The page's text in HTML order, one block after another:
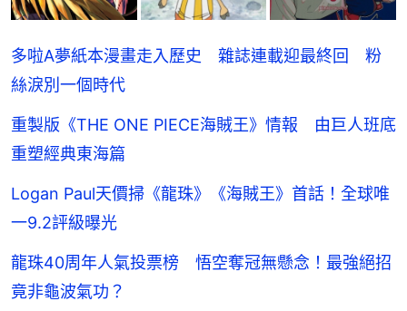
多啦A夢紙本漫畫走入歷史 雜誌連載迎最終回 粉
絲淚別一個時代
重製版《THE ONE PIECE海賊王》情報 由巨人班底
重塑經典東海篇
Logan Paul天價掃《龍珠》《海賊王》首話！全球唯
一9.2評級曝光
龍珠40周年人氣投票榜 悟空奪冠無懸念！最強絕招
竟非龜波氣功？